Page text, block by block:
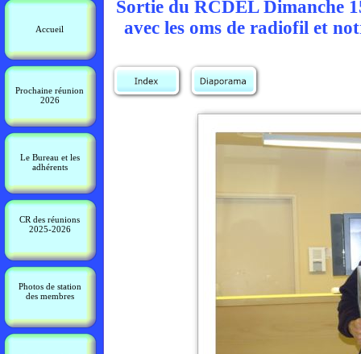
Accueil
Prochaine réunion
2026
Le Bureau et les
adhérents
CR des réunions
2025-2026
Photos de station
des membres
Sortie du RCDEL Dimanche
avec les oms de radiofil et